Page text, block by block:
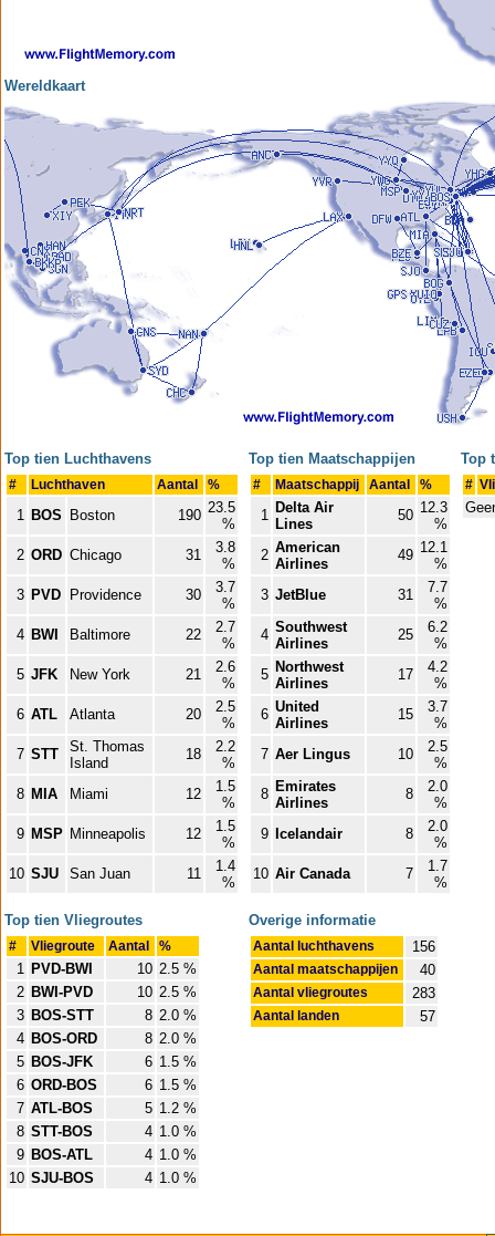
Wereldkaart
Top tien Luchthavens
# Luchthaven Aantal %
1 BOS Boston 190 23.5
%
2 ORD Chicago 31
3.8
%
3 PVD Providence 30
3.7
%
4 BWI Baltimore 22
2.7
%
5 JFK New York 21
2.6
%
6 ATL Atlanta 20
2.5
%
7 STT
St. Thomas
Island
18
2.2
%
8 MIA Miami 12
1.5
%
9 MSP Minneapolis 12
1.5
%
10 SJU San Juan 11
1.4
%
Top tien Maatschappijen
# Maatschappij Aantal %
1 Delta Air
Lines
50 12.3
%
2 American
Airlines
49 12.1
%
3 JetBlue 31
7.7
%
4 Southwest
Airlines
25
6.2
%
5 Northwest
Airlines
17
4.2
%
6 United
Airlines
15
3.7
%
7 Aer Lingus 10
2.5
%
8 Emirates
Airlines
8
2.0
%
9
Icelandair 8
2.0
%
10 Air Canada 7
1.7
%
Top
#
Top tien Vliegroutes
# Vliegroute Aantal %
1 PVD-BWI 10 2.5 %
2 BWI-PVD 10 2.5 %
3 BOS-STT 8 2.0 %
4 BOS-ORD 8 2.0 %
5 BOS-JFK 6 1.5 %
6 ORD-BOS 6 1.5 %
7 ATL-BOS 5 1.2 %
8 STT-BOS 4 1.0 %
9 BOS-ATL 4 1.0 %
10 SJU-BOS 4 1.0 %
Overige informatie
Aantal luchthavens 156
Aantal maatschappijen 40
Aantal vliegroutes 283
Aantal landen 57